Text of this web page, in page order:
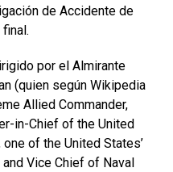
de Accidente de
por el Almirante
(quien según Wikipedia
Allied Commander,
in-Chief of the United
of the United States’
Vice Chief of Naval